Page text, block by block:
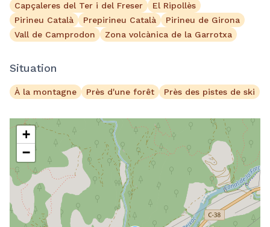
Capçaleres del Ter i del Freser
El Ripollès
Pirineu Català
Prepirineu Català
Pirineu de Girona
Vall de Camprodon
Zona volcànica de la Garrotxa
Situation
À la montagne Près d'une forêt Près des pistes de ski
+
−